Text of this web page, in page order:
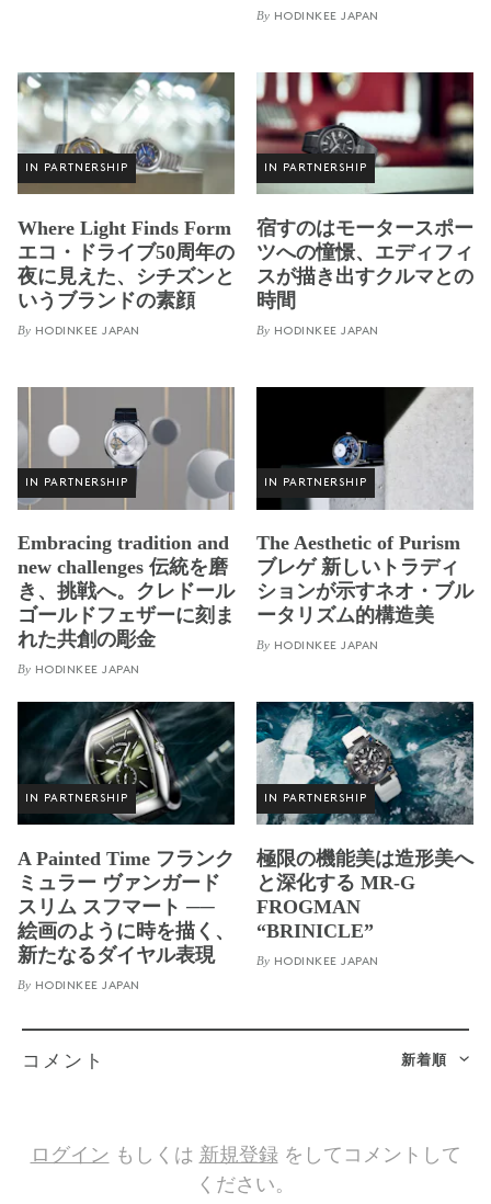
By HODINKEE JAPAN
IN PARTNERSHIP
Where Light Finds Form
エコ・ドライブ50周年の
夜に見えた、シチズンと
いうブランドの素顔
By HODINKEE JAPAN
IN PARTNERSHIP
宿すのはモータースポー
ツへの憧憬、エディフィ
スが描き出すクルマとの
時間
By HODINKEE JAPAN
IN PARTNERSHIP
Embracing tradition and
new challenges 伝統を磨
き、挑戦へ。クレドール
ゴールドフェザーに刻ま
れた共創の彫金
By HODINKEE JAPAN
IN PARTNERSHIP
The Aesthetic of Purism
ブレゲ 新しいトラディ
ションが示すネオ・ブル
ータリズム的構造美
By HODINKEE JAPAN
IN PARTNERSHIP
A Painted Time フランク
ミュラー ヴァンガード
スリム スフマート ──
絵画のように時を描く、
新たなるダイヤル表現
By HODINKEE JAPAN
IN PARTNERSHIP
極限の機能美は造形美へ
と深化する MR-G
FROGMAN
“BRINICLE”
By HODINKEE JAPAN
新着順
コメント
ログイン もしくは 新規登録をしてコメントして
ください。